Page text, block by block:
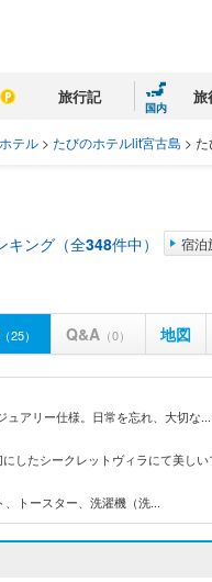
旅行記
国内
旅
テル > たびのホテルlit宮古島 > た
キング（全348件中） 宿泊
（25） Q&A （0） 地図
アリー仕様。日常を忘れ、大切な...
したシークレットヴィラにて美しい
トースター、洗濯機（洗...